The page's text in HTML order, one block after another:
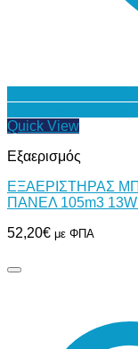
Quick View
Εξαερισμός
ΕΞΑΕΡΙΣΤΗΡΑΣ
ΠΑΝΕΛ 105m3
52,20€ με ΦΠΑ